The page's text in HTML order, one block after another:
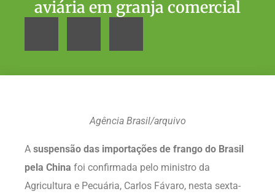
aviária em granja comercial
Agência Brasil/arquivo
A suspensão das importações de frango do Brasil
pela China foi confirmada pelo ministro da
Agricultura e Pecuária, Carlos Fávaro, nesta sexta-